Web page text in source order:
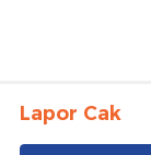
Lapor Cak